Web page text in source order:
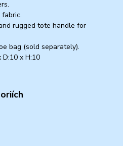
rugged tote handle for
bag (sold separately).
D:10 x H:10